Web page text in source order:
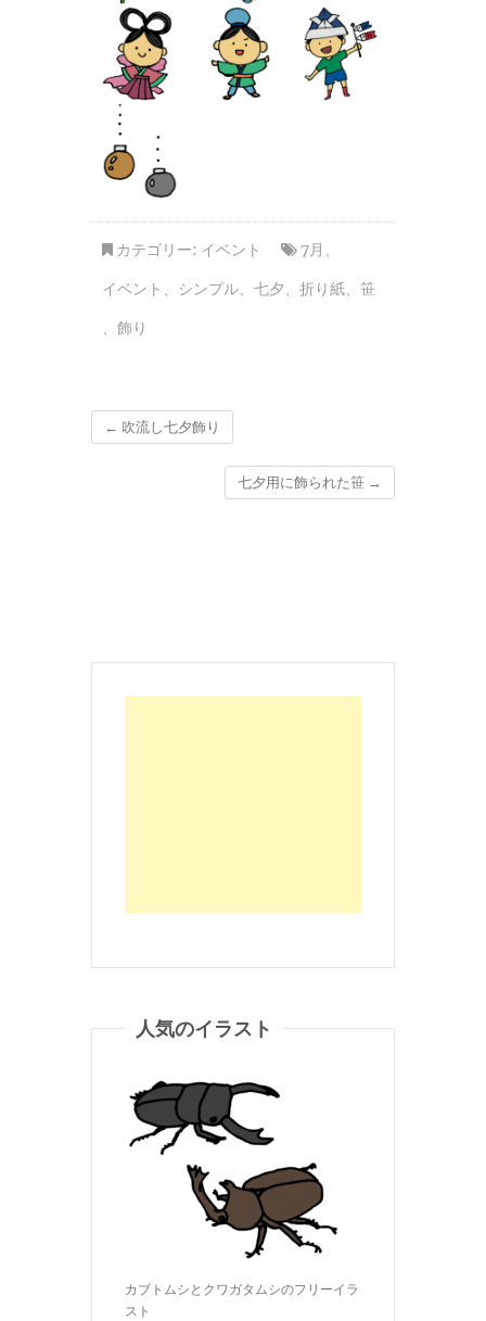
カテゴリー: イベント 7月 、
イベント 、 シンプル、 七夕、 折り紙、 笹
、 飾り
← 吹流し七夕飾り
七夕用に飾られた笹 →
人気のイラスト
カブトムシとクワガタムシのフリーイラ
スト